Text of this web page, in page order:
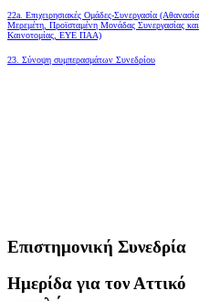
22a. Επιχειρησιακές Ομάδες-Συνεργασία (Αθανασία
Μερεμέτη, Προϊσταμένη Μονάδας Συνεργασίας και
Καινοτομίας, ΕΥΕ ΠΑΑ)
23. Σύνοψη συμπερασμάτων Συνεδρίου
Επιστημονική Συνεδρία
Ημερίδα για τον Αττικό